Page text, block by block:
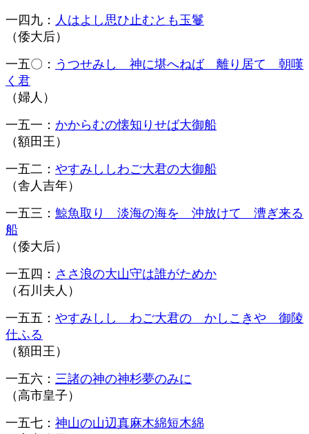
一四九： 人はよし思ひ止むとも玉鬘
（倭大后）
一五〇： うつせみし 神に堪へねば 離り居て 朝嘆
く君
（婦人）
一五一： かからむの懐知りせば大御船
（額田王）
一五二： やすみししわご大君の大御船
（舎人吉年）
一五三： 鯨魚取り 淡海の海を 沖放けて 漕ぎ来る
船
（倭大后）
一五四： ささ浪の大山守は誰がためか
（石川夫人）
一五五： やすみしし わご大君の かしこきや 御陵
仕ふる
（額田王）
一五六： 三諸の神の神杉夢のみに
（高市皇子）
一五七： 神山の山辺真麻木綿短木綿